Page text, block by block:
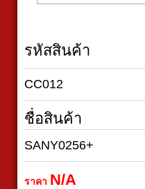
รหัสสินค้า
CC012
ชื่อสินค้า
SANY0256+
ราคา N/A